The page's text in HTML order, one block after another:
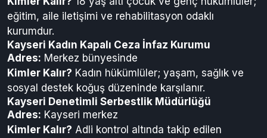
eğitim, aile iletişimi ve rehabilitasyon odaklı
kurumdur.
Kayseri Kadın Kapalı Ceza İnfaz Kurumu
Adres: Merkez bünyesinde
Kimler Kalır? Kadın hükümlüler; yaşam, sağlık ve
sosyal destek koğuş düzeninde karşılanır.
Kayseri Denetimli Serbestlik Müdürlüğü
Adres: Kayseri merkez
Kimler Kalır? Adli kontrol altında takip edilen